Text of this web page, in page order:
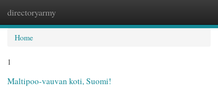
directoryarmy
Home
1
Maltipoo-vauvan koti, Suomi!